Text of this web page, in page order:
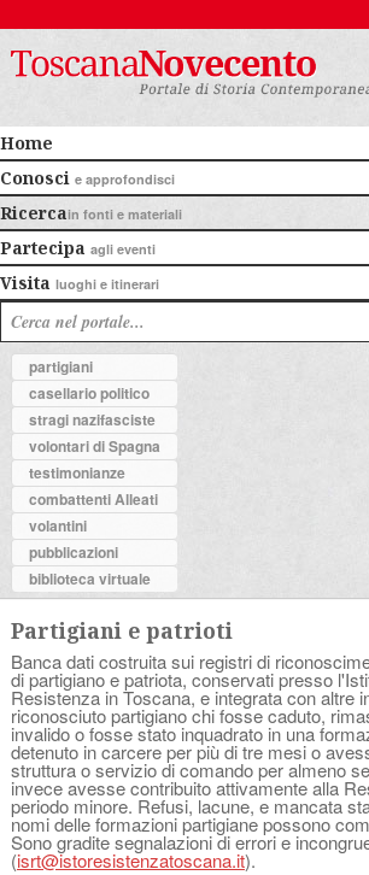
Home
Conosci e approfondisci
Ricercain fonti e materiali
Partecipa agli eventi
Visita luoghi e itinerari
partigiani
casellario politico
stragi nazifasciste
volontari di Spagna
testimonianze
combattenti Alleati
volantini
pubblicazioni
biblioteca virtuale
Partigiani e patrioti
Banca dati costruita sui registri di
di partigiano e patriota, conservati presso
Resistenza in Toscana, e integrata con altre
riconosciuto partigiano chi fosse caduto,
invalido o fosse stato inquadrato in una
detenuto in carcere per più di tre mesi o
struttura o servizio di comando per almeno
invece avesse contribuito attivamente alla
periodo minore. Refusi, lacune, e mancata
nomi delle formazioni partigiane possono
Sono gradite segnalazioni di errori e
(isrt@istoresistenzatoscana.it).